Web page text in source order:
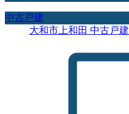
中古戸建
大和市上和田 中古戸建